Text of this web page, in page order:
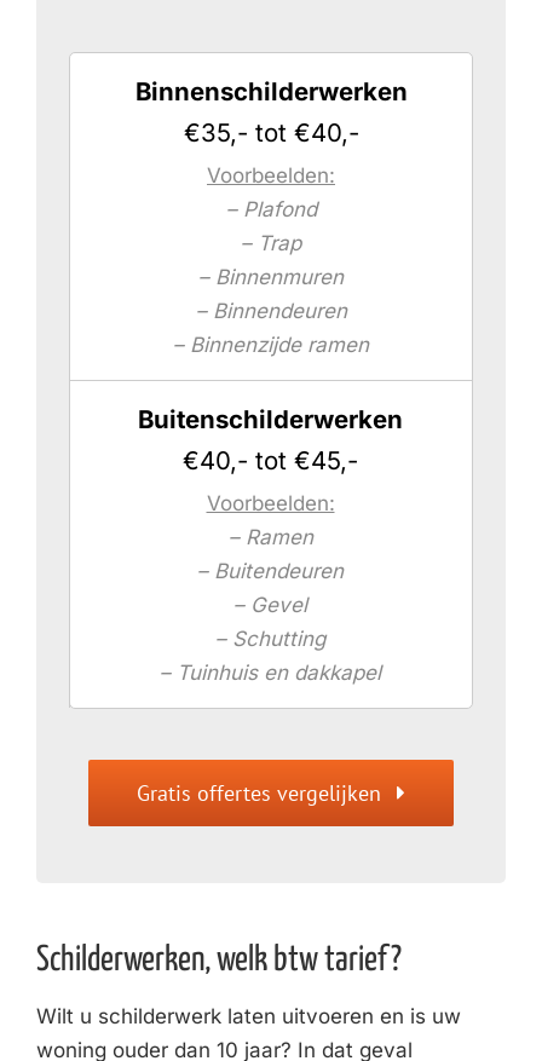
Binnenschilderwerken
€35,- tot €40,-
Voorbeelden:
– Plafond
– Trap
– Binnenmuren
– Binnendeuren
– Binnenzijde ramen
Buitenschilderwerken
€40,- tot €45,-
Voorbeelden:
– Ramen
– Buitendeuren
– Gevel
– Schutting
– Tuinhuis en dakkapel
Gratis offertes vergelijken
Schilderwerken, welk btw tarief?
Wilt u schilderwerk laten uitvoeren en is uw
woning ouder dan 10 jaar? In dat geval